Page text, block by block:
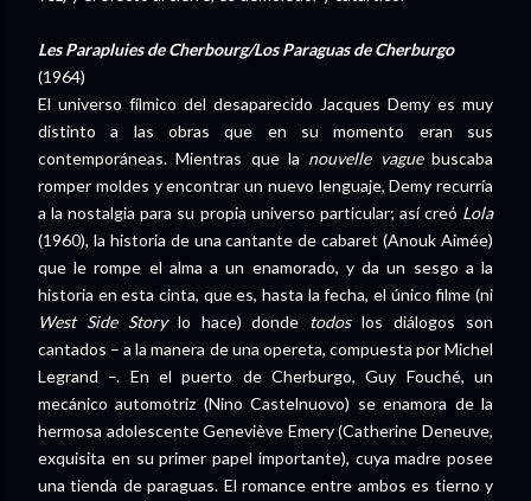
Les Parapluies de Cherbourg/Los Paraguas de Cherburgo
(1964)
El universo fílmico del desaparecido Jacques Demy es muy
distinto a las obras que en su momento eran sus
contemporáneas. Mientras que la nouvelle vaguebuscaba
romper moldes y encontrar un nuevo lenguaje, Demy recurría
a la nostalgia para su propia universo particular; así creó Lola
(1960), la historia de una cantante de cabaret (Anouk Aimée)
que le rompe el alma a un enamorado, y da un sesgo a la
historia en esta cinta, que es, hasta la fecha, el único filme (ni
West Side Storylo hace) donde todoslos diálogos son
cantados – a la manera de una opereta, compuesta por Michel
Legrand –. En el puerto de Cherburgo, Guy Fouché, un
mecánico automotriz (Nino Castelnuovo) se enamora de la
hermosa adolescente Geneviève Emery (Catherine Deneuve,
exquisita en su primer papel importante), cuya madre posee
una tienda de paraguas. El romance entre ambos es tierno y